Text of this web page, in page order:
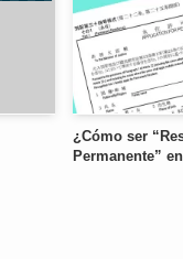
¿Cómo ser
Permanente”